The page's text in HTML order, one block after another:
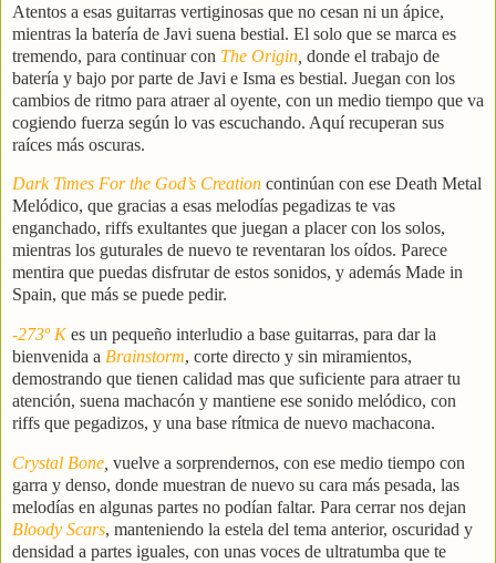
Atentos a esas guitarras vertiginosas que no cesan ni un ápice,
mientras la batería de Javi suena bestial. El solo que se marca es
tremendo, para continuar con The Origin donde el trabajo de
batería y bajo por parte de Javi e Isma es bestial. Juegan con los
cambios de ritmo para atraer al oyente, con un medio tiempo que va
cogiendo fuerza según lo vas escuchando. Aquí recuperan sus
raíces más oscuras.
Dark Times For the God’s Creation continúan con ese Death Metal
Melódico, que gracias a esas melodías pegadizas te vas
enganchado, riffs exultantes que juegan a placer con los solos,
mientras los guturales de nuevo te reventaran los oídos. Parece
mentira que puedas disfrutar de estos sonidos, y además Made in
Spain, que más se puede pedir.
-273º Kes un pequeño interludio a base guitarras, para dar la
bienvenida a Brainstorm, corte directo y sin miramientos,
demostrando que tienen calidad mas que suficiente para atraer tu
atención, suena machacón y mantiene ese sonido melódico, con
riffs que pegadizos, y una base rítmica de nuevo machacona.
Crystal Bone vuelve a sorprendernos, con ese medio tiempo con
garra y denso, donde muestran de nuevo su cara más pesada, las
melodías en algunas partes no podían faltar. Para cerrar nos dejan
Bloody Scars, manteniendo la estela del tema anterior, oscuridad y
densidad a partes iguales, con unas voces de ultratumba que te